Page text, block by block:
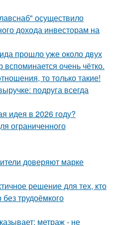
осуществило
дохода инвесторам на
прошло уже около двух
вспоминается очень чётко.
то только такие!
подруга всегда
идея в 2026 году?
ограниченного
доверяют марке
решение для тех, кто
трудоёмкого
метраж - не